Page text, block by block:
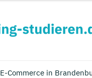
E-Commerce in